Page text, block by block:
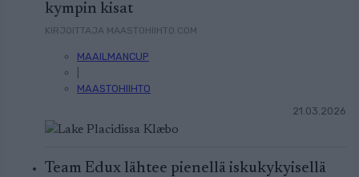
kympin kisat
KIRJOITTAJA MAASTOHIIHTO.COM
MAAILMANCUP
MAASTOHIIHTO
21.03.2026
Team Edux lähtee pienellä iskukykyisellä